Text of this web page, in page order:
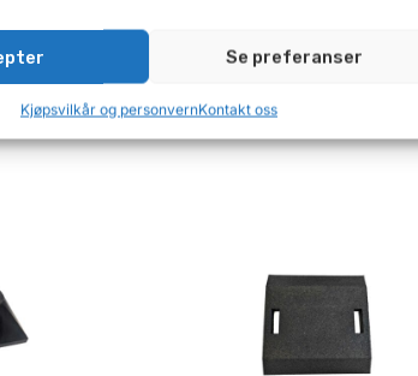
Se preferanser
Kjøpsvilkår og personvernKontakt oss